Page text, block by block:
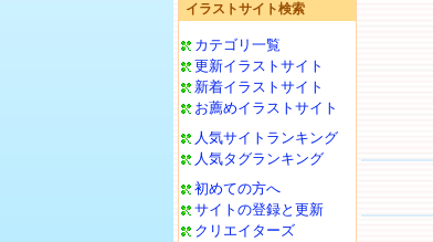
イラストサイト検索
カテゴリ一覧
更新イラストサイト
新着イラストサイト
お薦めイラストサイト
人気サイトランキング
人気タグランキング
初めての方へ
サイトの登録と更新
クリエイターズ